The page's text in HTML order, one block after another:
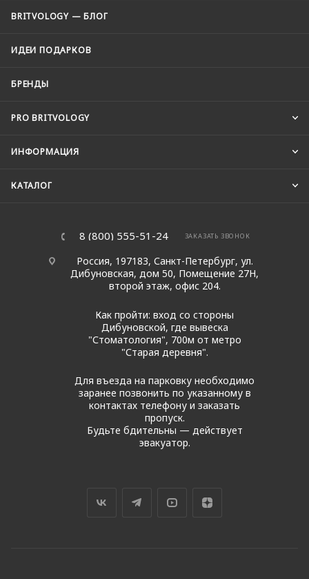
BRITVOLOGY — БЛОГ
ИДЕИ ПОДАРКОВ
БРЕНДЫ
PRO BRITVOLOGY
ИНФОРМАЦИЯ
КАТАЛОГ
8 (800) 555-51-24 ЗАКАЗАТЬ ЗВОНОК
Россия, 197183, Санкт-Петербург, ул.
Дибуновская, дом 50, Помещение 27Н,
второй этаж, офис 204.
Как пройти: вход со стороны
Дибуновской, где вывеска
"Стоматология", 700м от метро
"Старая деревня".
Для въезда на парковку необходимо
заранее позвонить по указанному в
контактах телефону и заказать
пропуск.
Будьте бдительны — действует
эвакуатор.